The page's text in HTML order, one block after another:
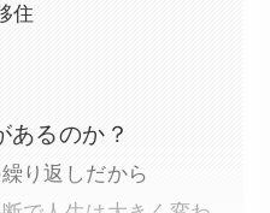
住
あるのか？
り返しだから